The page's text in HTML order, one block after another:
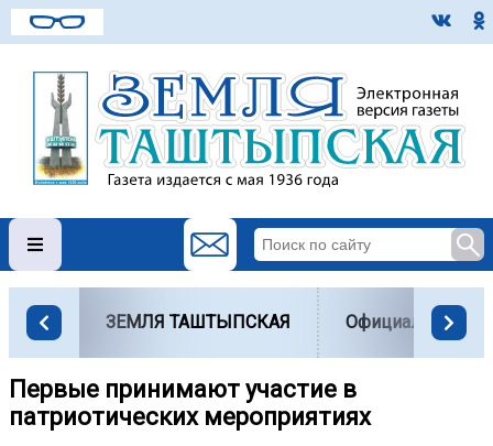
ЗЕМЛЯ ТАШТЫПСКАЯ Официально
Первые принимают участие в
патриотических мероприятиях